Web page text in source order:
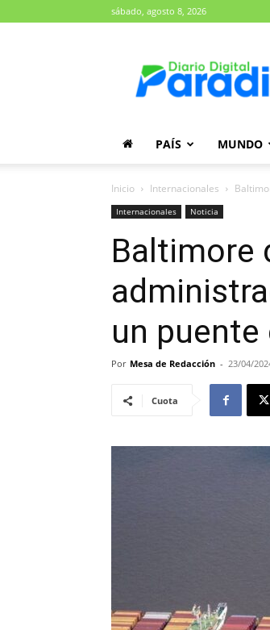
sábado, agosto 8, 2026
PAÍS MUNDO
Inicio Internacionales
Internacionales Noticia
Baltimore
un puente
Por Mesa de Redacción - 23/04/
Cuota